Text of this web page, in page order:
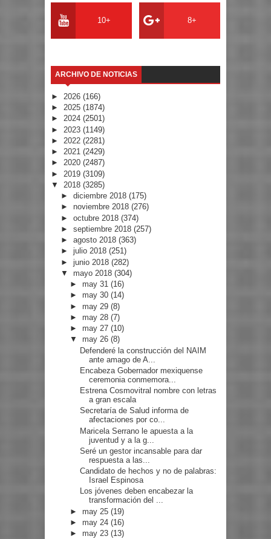
10+ 8+
ARCHIVO DE NOTICIAS
► 2026 (166)
► 2025 (1874)
► 2024 (2501)
► 2023 (1149)
► 2022 (2281)
► 2021 (2429)
► 2020 (2487)
► 2019 (3109)
▼ 2018 (3285)
► diciembre 2018 (175)
► noviembre 2018 (276)
► octubre 2018 (374)
► septiembre 2018 (257)
► agosto 2018 (363)
► julio 2018 (251)
► junio 2018 (282)
▼ mayo 2018 (304)
► may 31(16)
► may 30(14)
► may 29(8)
► may 28(7)
► may 27(10)
▼ may 26(8)
Defenderé la construcción del NAIM
ante amago de A...
Encabeza Gobernador mexiquense
ceremonia conmemora...
Estrena Cosmovitral nombre con letras
a gran escala
Secretaría de Salud informa de
afectaciones por co...
Maricela Serrano le apuesta a la
juventud y a la g...
Seré un gestor incansable para dar
respuesta a las...
Candidato de hechos y no de palabras:
Israel Espinosa
Los jóvenes deben encabezar la
transformación del ...
► may 25(19)
► may 24(16)
► may 23(13)